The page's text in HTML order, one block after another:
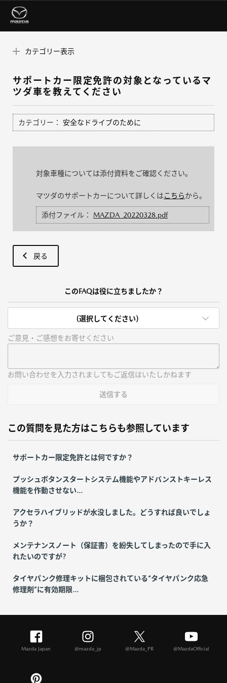
カテゴリー表示
サポートカー限定免許の対象となっているマ
ツダ車を教えてください
カテゴリー： 安全なドライブのために
対象車種については添付資料をご確認ください。
マツダのサポートカーについて詳しくはこちらから。
添付ファイル： MAZDA_20220328.pdf
戻る
このFAQは役に立ちましたか？
(選択してください)
ご意見・ご感想をお寄せください
お問い合わせを入力されましてもご返信はいたしかねます
送信する
この質問を見た方はこちらも参照しています
サポートカー限定免許とは何ですか？
プッシュボタンスタートシステム機能やアドバンストキーレス
機能を作動させない...
アクセラハイブリッドが水没しました。どうすれば良いでしょ
うか？
メンテナンスノート（保証書）を紛失してしまったので手に入
れたいのですが?
タイヤパンク修理キットに梱包されている“タイヤパンク応急
修理剤”に有効期限...
Mazda Japan @mazda_jp @Mazda_PR @MazdaOfficial